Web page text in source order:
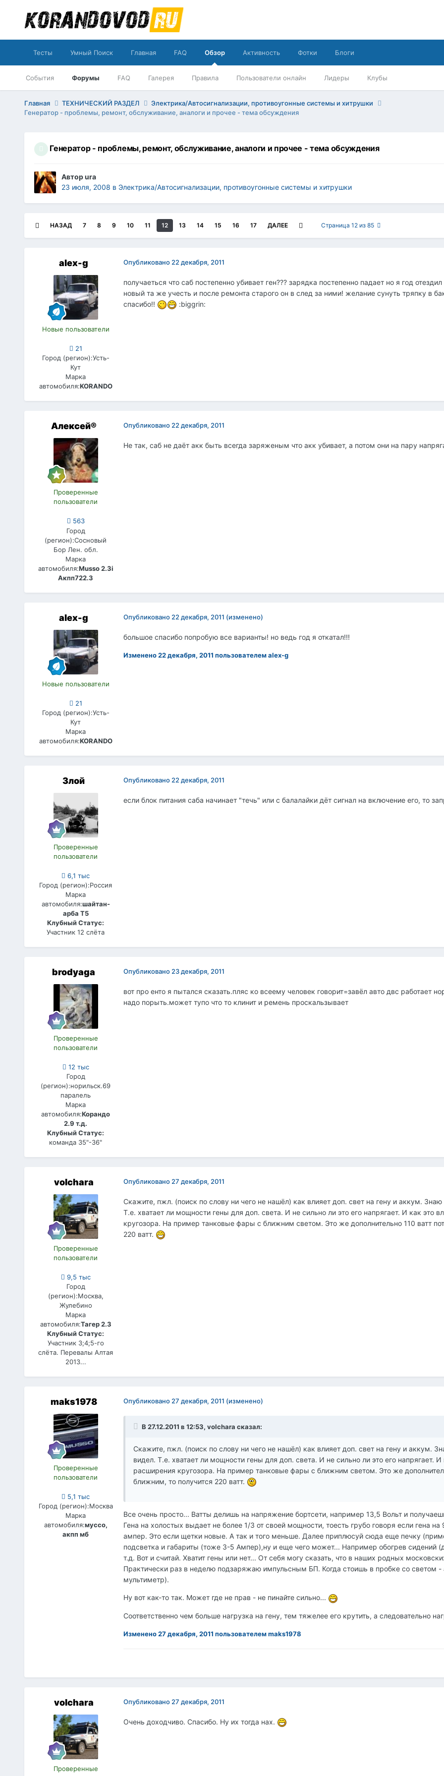
Тесты Умный Поиск Главная FAQ Обзор
События Форумы FAQ Галерея Правила Пользователи онлайн Лидеры Клубы
Активность Фотки Блоги
Главная ТЕХНИЧЕСКИЙ РАЗДЕЛ
Электрика/Автосигнализации, противоугонные системы и хитрушки
Генератор - проблемы, ремонт, обслуживание, аналоги и прочее - тема обсуждения
Генератор - проблемы, ремонт, обслуживание, аналоги и прочее - тема обсуждения
Авторura
23 июля, 2008 в Электрика/Автосигнализации, противоугонные системы и хитрушки
НАЗАД 7 8 9 10 11 12 13 14 15 16 17 ДАЛЕЕ Страница 12 из 85
alex-g
Новые пользователи
21
Город (регион):Усть-
Кут
Марка
автомобиля:KORANDO
Опубликовано 22 декабря, 2011
получаеться что саб постепенно убивает ген??? зарядка постепенно падает но я год
новый та же учесть и после ремонта старого он в след за ними! желание сунуть тряпку в
спасибо!!
:biggrin:
Алексей®
Проверенные
пользователи
563
Город
(регион):Сосновый
Бор Лен. обл.
Марка
автомобиля:Musso 2.3i
Акпп722.3
Опубликовано 22 декабря, 2011
Не так, саб не даёт акк быть всегда заряженым что акк убивает, а потом они на пару
alex-g
Новые пользователи
21
Город (регион):Усть-
Кут
Марка
автомобиля:KORANDO
Опубликовано 22 декабря, 2011 (изменено)
большое спасибо попробую все варианты! но ведь год я откатал!!!
Изменено22 декабря, 2011 пользователем alex-g
Злой
Проверенные
пользователи
6,1 тыс
Город (регион):Россия
Марка
автомобиля:шайтан-
арба Т5
Клубный Статус:
Участник 12 слёта
Опубликовано 22 декабря, 2011
если блок питания саба начинает "течь" или с балалайки дёт сигнал на включение его, то
brodyaga
Проверенные
пользователи
12 тыс
Город
(регион):норильск.69
паралель
Марка
автомобиля:Корандо
2.9 т.д.
Клубный Статус:
команда 35"-36"
Опубликовано 23 декабря, 2011
вот про енто я пытался сказать.пляс ко всеему человек говорит=завёл авто двс работает
надо порыть.может тупо что то клинит и ремень проскальзывает
volchara
Проверенные
пользователи
9,5 тыс
Город
(регион):Москва,
Жулебино
Марка
автомобиля:Тагер 2.3
Клубный Статус:
Участник 3;4;5-го
слёта. Перевалы Алтая
2013...
Опубликовано 27 декабря, 2011
Скажите, пжл. (поиск по слову ни чего не нашёл) как влияет доп. свет на гену и аккум.
Т.е. хватает ли мощности гены для доп. света. И не сильно ли это его напрягает. И как это
кругозора. На пример танковые фары с ближним светом. Это же дополнительно 110 ватт
220 ватт.
maks1978
Проверенные
пользователи
5,1 тыс
Город (регион):Москва
Марка
автомобиля:муссо,
акпп мб
Опубликовано 27 декабря, 2011 (изменено)
В 27.12.2011 в 12:53, volchara сказал:
Скажите, пжл. (поиск по слову ни чего не нашёл) как влияет доп. свет на гену и аккум.
видел. Т.е. хватает ли мощности гены для доп. света. И не сильно ли это его напрягает.
расширения кругозора. На пример танковые фары с ближним светом. Это же
ближним, то получится 220 ватт.
Все очень просто... Ватты делишь на напряжение бортсети, например 13,5 Вольт и
Гена на холостых выдает не более 1/3 от своей мощности, тоесть грубо говоря если гена
ампер. Это если щетки новые. А так и того меньше. Далее приплюсуй сюда еще печку
подсветка и габариты (тоже 3-5 Ампер),ну и еще чего может... Например обогрев сидений
т.д. Вот и считай. Хватит гены или нет... От себя могу сказать, что в наших родных
Практически раз в неделю подзаряжаю импульсным БП. Когда стоишь в пробке со светом
мультиметр).
Ну вот как-то так. Может где не прав - не пинайте сильно...
Соответственно чем больше нагрузка на гену, тем тяжелее его крутить, а следовательно
Изменено27 декабря, 2011 пользователем maks1978
volchara
Проверенные
Опубликовано 27 декабря, 2011
Очень доходчиво. Спасибо. Ну их тогда нах.